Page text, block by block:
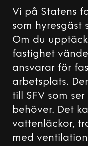
Vi på Statens
som hyresgäst
Om du
fastighet
ansvarar för
arbetsplats.
till SFV som
behöver. Det
vattenläckor,
med